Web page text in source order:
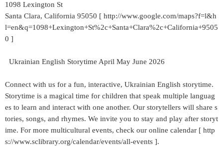
1098 Lexington St
Santa Clara, California 95050 [ http://www.google.com/maps?f=l&h
l=en&q=1098+Lexington+St%2c+Santa+Clara%2c+California+9505
0 ]
Ukrainian English Storytime April May June 2026
Connect with us for a fun, interactive, Ukrainian English storytime.
Storytime is a magical time for children that speak multiple languag
es to learn and interact with one another. Our storytellers will share s
tories, songs, and rhymes. We invite you to stay and play after storyt
ime. For more multicultural events, check our online calendar [ http
s://www.sclibrary.org/calendar/events/all-events ].